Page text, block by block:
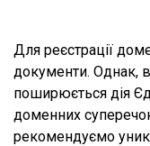
Для реєстрації
документи. Однак,
поширюється дія
доменних
рекомендуємо